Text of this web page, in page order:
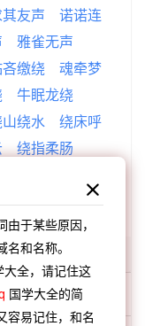
友声
诺诺连
雅雀无声
缴绕
魂牵梦
牛眠龙绕
绕水
绕床呼
绕指柔肠
声成语故事
于某些原因，
和名称。
大全，请记住这
国学大全的简
容易记住，和名